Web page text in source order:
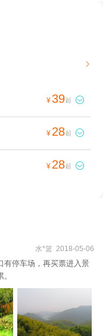

¥39起 
¥ 28起 
¥ 28起 
水*篮 2018-05-06
有停车场，再买票进入景